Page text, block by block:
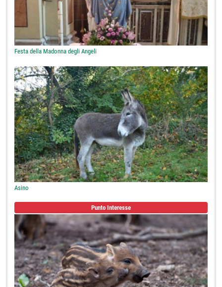
Festa della Madonna degli Angeli
Asino
Punto Interesse